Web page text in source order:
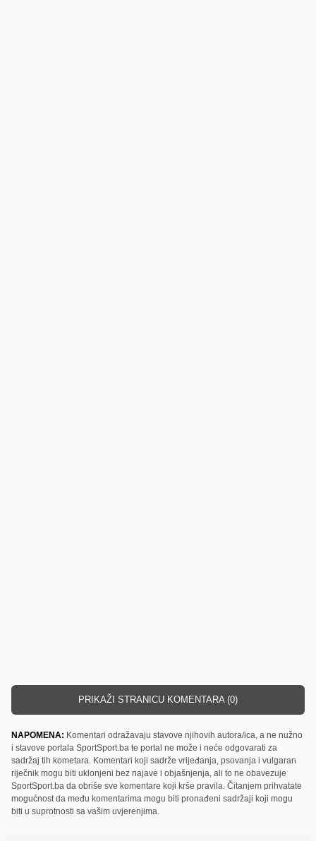
PRIKAŽI STRANICU KOMENTARA (0)
NAPOMENA: Komentari odražavaju stavove njihovih autora/ica, a ne nužno
i stavove portala SportSport.ba te portal ne može i neće odgovarati za
sadržaj tih kometara. Komentari koji sadrže vrijeđanja, psovanja i vulgaran
riječnik mogu biti uklonjeni bez najave i objašnjenja, ali to ne obavezuje
SportSport.ba da obriše sve komentare koji krše pravila. Čitanjem prihvatate
mogućnost da među komentarima mogu biti pronađeni sadržaji koji mogu
biti u suprotnosti sa vašim uvjerenjima.